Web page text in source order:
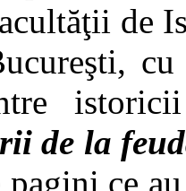
de
de la
pagini ce